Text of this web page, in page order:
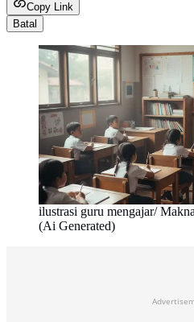
Copy Link
Batal
ilustrasi guru mengajar/
(Ai Generated)